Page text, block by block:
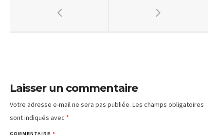
Laisser un commentaire
Votre adresse e-mail ne sera pas publiée. Les champs obligatoires
sont indiqués avec *
COMMENTAIRE *